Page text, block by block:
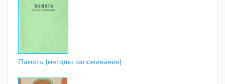
Память (методы запоминания)